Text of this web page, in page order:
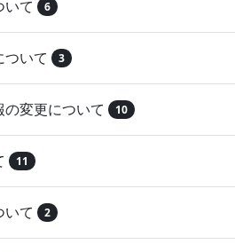
いて 6
ついて 3
変更について 10
11
いて 2